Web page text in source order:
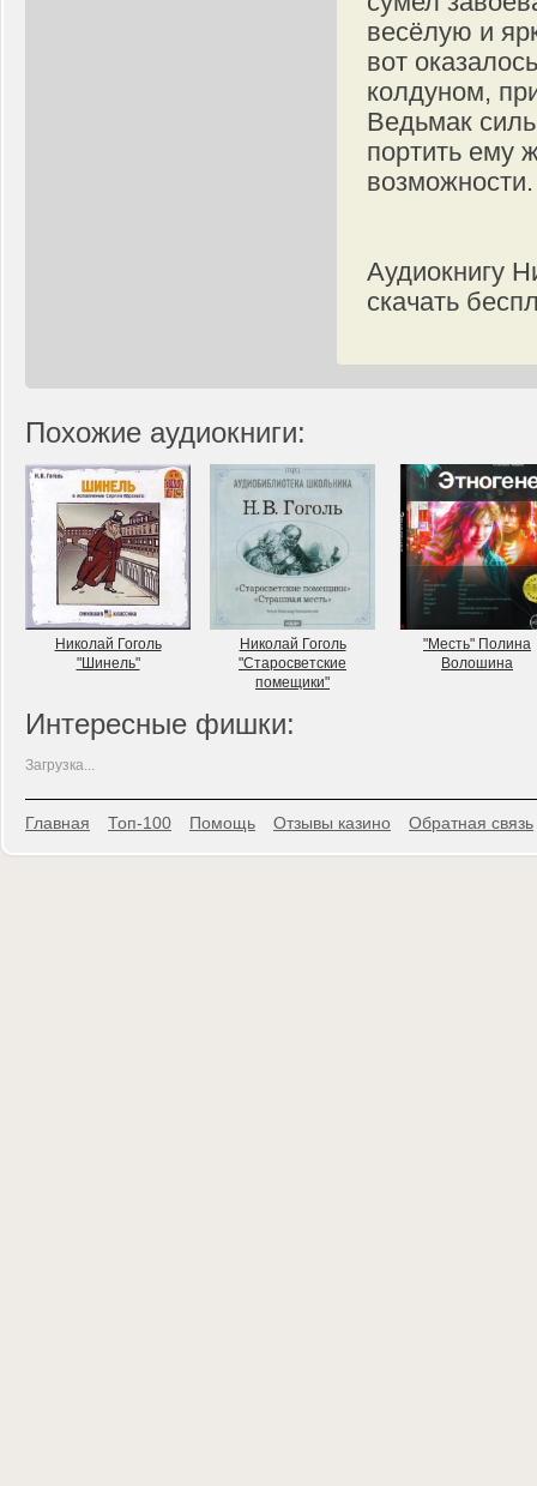
весёлую и
вот
колдуном,
Ведьмак
портить ему
возможности.
Аудиокнигу
скачать
Похожие аудиокниги:
Николай Гоголь
"Шинель"
Николай Гоголь
"Старосветские
помещики"
"Месть" Полина
Волошина
Интересные фишки:
Загрузка...
Главная Топ-100 Помощь Отзывы казино Обратная связь